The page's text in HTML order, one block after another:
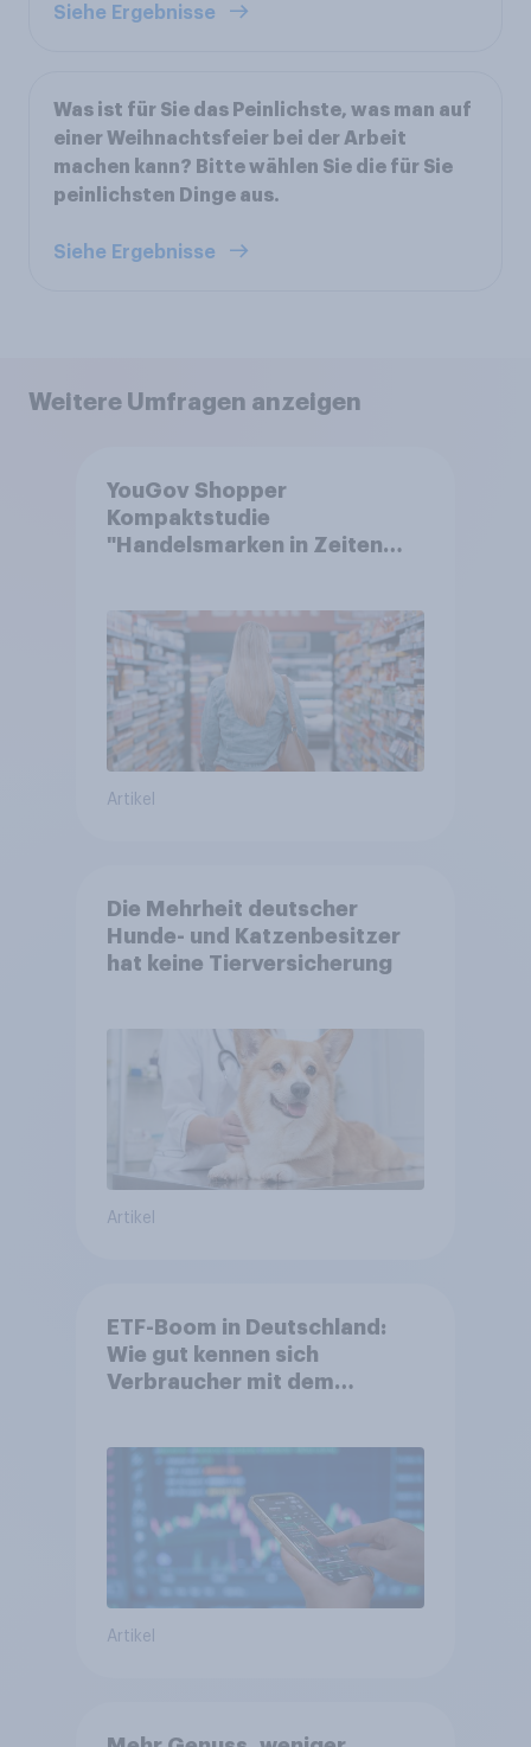
Siehe Ergebnisse
Was ist für Sie das Peinlichste, was man auf
einer Weihnachtsfeier bei der Arbeit
machen kann? Bitte wählen Sie die für Sie
peinlichsten Dinge aus.
Siehe Ergebnisse
Weitere Umfragen anzeigen
YouGov Shopper
Kompaktstudie
"Handelsmarken in Zeiten
Artikel
Die Mehrheit deutscher
Hunde- und Katzenbesitzer
hat keine Tierversicherung
Artikel
ETF-Boom in Deutschland:
Wie gut kennen sich
Verbraucher mit dem
Artikel